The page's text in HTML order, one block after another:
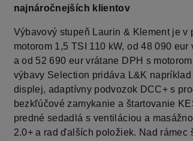
najnáročnejších klientov
Výbavový stupeň Laurin & Klement je
motorom 1,5 TSI 110 kW, od 48 090
a od 52 690 eur vrátane DPH s
výbavy Selection pridáva L&K
displej, adaptívny podvozok DCC+ s
bezkľúčové zamykanie a štartovanie
predné sedadlá s ventiláciou a
2.0+ a rad ďalších položiek. Nad